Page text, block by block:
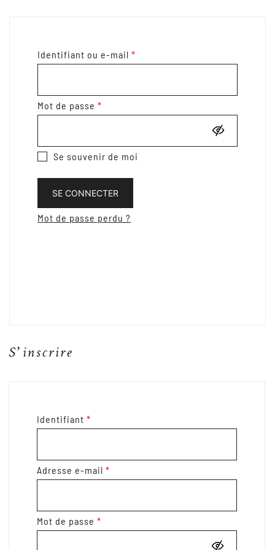
Identifiant ou e-mail *
Mot de passe *
Alternative:
Se souvenir de moi
SE CONNECTER
Mot de passe perdu ?
S’inscrire
Identifiant *
Adresse e-mail *
Mot de passe *